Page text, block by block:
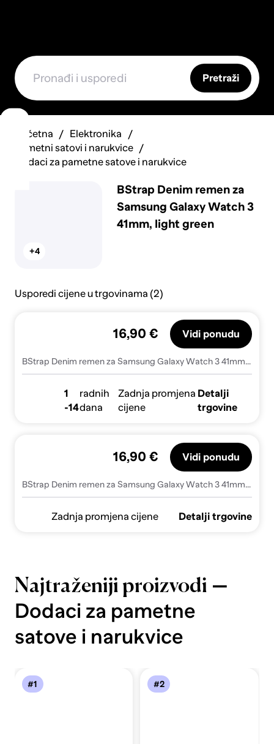
Pretraži
Početna
Elektronika
Pametni satovi i narukvice
Dodaci za pametne satove i narukvice
+4
BStrap Denim remen za
Samsung Galaxy Watch 3
41mm, light green
Usporedi cijene u trgovinama (2)
BStrap Denim remen za Samsung Galaxy Watch 3 41mm, light green
16,90 € Vidi ponudu
1
-14
radnih
dana
Zadnja promjena
cijene
Detalji
trgovine
BStrap Denim remen za Samsung Galaxy Watch 3 41mm, light green (SSG030C0501)
16,90 € Vidi ponudu
Zadnja promjena cijene Detalji trgovine
Najtraženiji proizvodi —
Dodaci za pametne
satove i narukvice
#1 #2